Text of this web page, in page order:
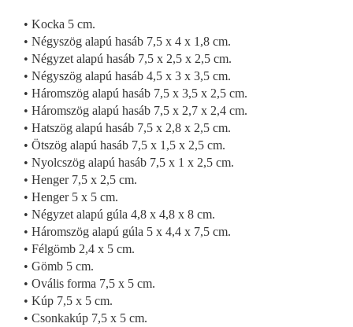
• Kocka 5 cm.
• Négyszög alapú hasáb 7,5 x 4 x 1,8 cm.
• Négyzet alapú hasáb 7,5 x 2,5 x 2,5 cm.
• Négyszög alapú hasáb 4,5 x 3 x 3,5 cm.
• Háromszög alapú hasáb 7,5 x 3,5 x 2,5 cm.
• Háromszög alapú hasáb 7,5 x 2,7 x 2,4 cm.
• Hatszög alapú hasáb 7,5 x 2,8 x 2,5 cm.
• Ötszög alapú hasáb 7,5 x 1,5 x 2,5 cm.
• Nyolcszög alapú hasáb 7,5 x 1 x 2,5 cm.
• Henger 7,5 x 2,5 cm.
• Henger 5 x 5 cm.
• Négyzet alapú gúla 4,8 x 4,8 x 8 cm.
• Háromszög alapú gúla 5 x 4,4 x 7,5 cm.
• Félgömb 2,4 x 5 cm.
• Gömb 5 cm.
• Ovális forma 7,5 x 5 cm.
• Kúp 7,5 x 5 cm.
• Csonkakúp 7,5 x 5 cm.